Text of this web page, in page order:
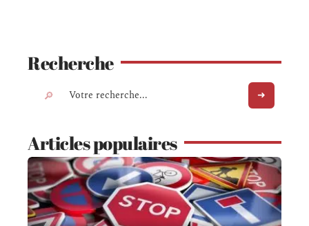
Recherche
Articles populaires